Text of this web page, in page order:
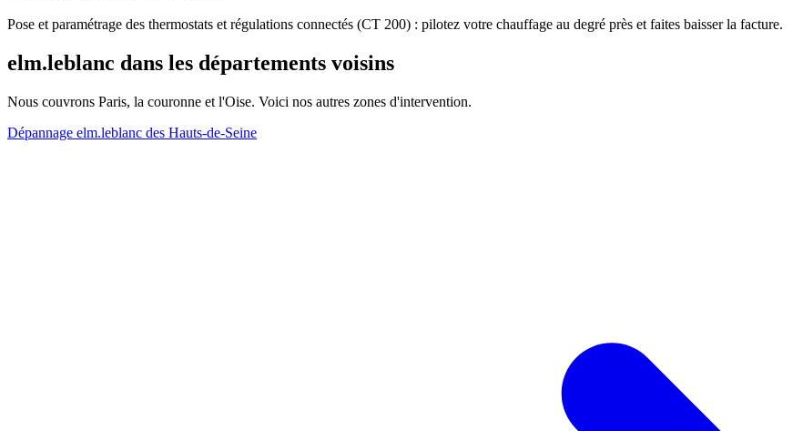
Pose et paramétrage des thermostats et régulations connectés (CT 200) : pilotez votre chauffage au degré près et faites baisser la facture.
elm.leblanc dans les départements voisins
Nous couvrons Paris, la couronne et l'Oise. Voici nos autres zones d'intervention.
Dépannage elm.leblanc des Hauts-de-Seine